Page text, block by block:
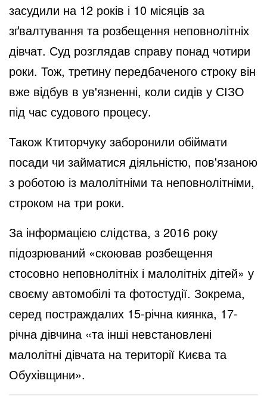
засудили на 12 років і 10 місяців за
зґвалтування та розбещення неповнолітніх
дівчат. Суд розглядав справу понад чотири
роки. Тож, третину передбаченого строку він
вже відбув в ув'язненні, коли сидів у СІЗО
під час судового процесу.
Також Ктиторчуку заборонили обіймати
посади чи займатися діяльністю, пов'язаною
з роботою із малолітніми та неповнолітніми,
строком на три роки.
За інформацією слідства, з 2016 року
підозрюваний «скоював розбещення
стосовно неповнолітніх і малолітніх дітей» у
своєму автомобілі та фотостудії. Зокрема,
серед постраждалих 15-річна киянка, 17-
річна дівчина «та інші невстановлені
малолітні дівчата на території Києва та
Обухівщини».